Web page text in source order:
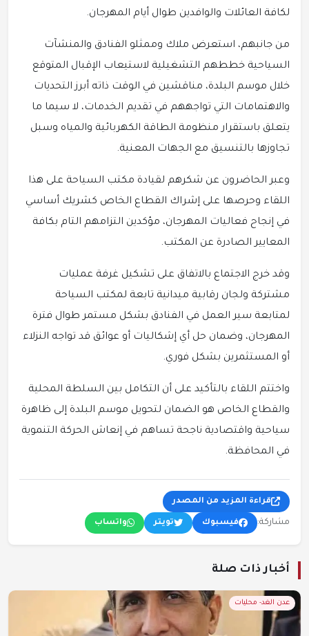
لكافة العائلات والوافدين طوال أيام المهرجان.
من جانبهم، استعرض ملاك وممثلو الفنادق والمنشآت
السياحية خططهم التشغيلية لاستيعاب الإقبال المتوقع
خلال موسم البلدة، مناقشين في الوقت ذاته أبرز التحديات
والاهتمامات التي تواجههم في تقديم الخدمات، لا سيما ما
يتعلق باستقرار منظومة الطاقة الكهربائية والمياه وسبل
تجاوزها بالتنسيق مع الجهات المعنية.
وعبر الحاضرون عن شكرهم لقيادة مكتب السياحة على هذا
اللقاء وحرصها على إشراك القطاع الخاص كشريك أساسي
في إنجاح فعاليات المهرجان، مؤكدين التزامهم التام بكافة
المعايير الصادرة عن المكتب.
وقد خرج الاجتماع بالاتفاق على تشكيل غرفة عمليات
مشتركة ولجان رقابية ميدانية تابعة لمكتب السياحة
لمتابعة سير العمل في الفنادق بشكل مستمر طوال فترة
المهرجان، وضمان حل أي إشكاليات أو عوائق قد تواجه النزلاء
أو المستثمرين بشكل فوري.
واختتم اللقاء بالتأكيد على أن التكامل بين السلطة المحلية
والقطاع الخاص هو الضمان لتحويل موسم البلدة إلى ظاهرة
سياحية واقتصادية ناجحة تساهم في إنعاش الحركة التنموية
في المحافظة.
قراءة المزيد من المصدر
مشاركة: فيسبوك تويتر واتساب
أخبار ذات صلة
عدن الغد- محليات